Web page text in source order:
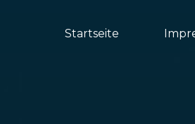
Startseite